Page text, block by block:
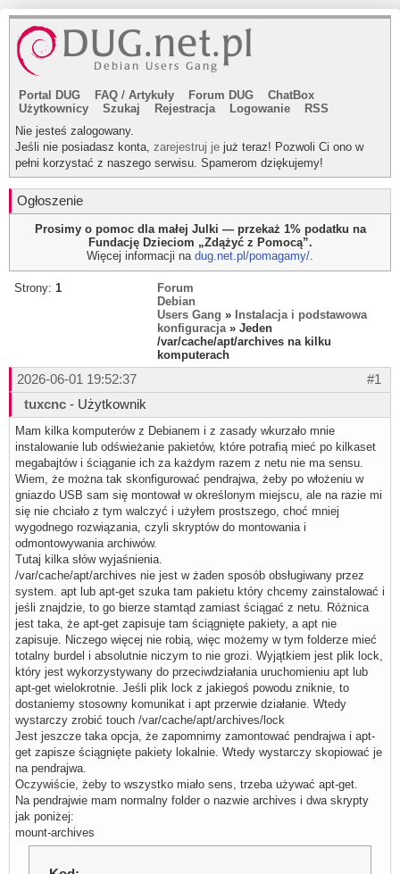
Portal DUG FAQ / Artykuły Forum DUG
ChatBox
Użytkownicy
Szukaj Rejestracja Logowanie
RSS
Nie jesteś zalogowany.
Jeśli nie posiadasz konta, zarejestruj je już teraz! Pozwoli Ci ono w
pełni korzystać z naszego serwisu. Spamerom dziękujemy!
Ogłoszenie
Prosimy o pomoc dla małej Julki — przekaż 1% podatku na
Fundację Dzieciom „Zdążyć z Pomocą”.
Więcej informacji na dug.net.pl/pomagamy/.
Strony: 1
Forum
Debian
Users Gang » Instalacja i podstawowa
konfiguracja» Jeden
/var/cache/apt/archives na kilku
komputerach
#1
2026-06-01 19:52:37
tuxcnc - Użytkownik
Mam kilka komputerów z Debianem i z zasady wkurzało mnie
instalowanie lub odświeżanie pakietów, które potrafią mieć po kilkaset
megabajtów i ściąganie ich za każdym razem z netu nie ma sensu.
Wiem, że można tak skonfigurować pendrajwa, żeby po włożeniu w
gniazdo USB sam się montował w określonym miejscu, ale na razie mi
się nie chciało z tym walczyć i użyłem prostszego, choć mniej
wygodnego rozwiązania, czyli skryptów do montowania i
odmontowywania archiwów.
Tutaj kilka słów wyjaśnienia.
/var/cache/apt/archives nie jest w żaden sposób obsługiwany przez
system. apt lub apt-get szuka tam pakietu który chcemy zainstalować i
jeśli znajdzie, to go bierze stamtąd zamiast ściągać z netu. Różnica
jest taka, że apt-get zapisuje tam ściągnięte pakiety, a apt nie
zapisuje. Niczego więcej nie robią, więc możemy w tym folderze mieć
totalny burdel i absolutnie niczym to nie grozi. Wyjątkiem jest plik lock,
który jest wykorzystywany do przeciwdziałania uruchomieniu apt lub
apt-get wielokrotnie. Jeśli plik lock z jakiegoś powodu zniknie, to
dostaniemy stosowny komunikat i apt przerwie działanie. Wtedy
wystarczy zrobić touch /var/cache/apt/archives/lock
Jest jeszcze taka opcja, że zapomnimy zamontować pendrajwa i apt-
get zapisze ściągnięte pakiety lokalnie. Wtedy wystarczy skopiować je
na pendrajwa.
Oczywiście, żeby to wszystko miało sens, trzeba używać apt-get.
Na pendrajwie mam normalny folder o nazwie archives i dwa skrypty
jak poniżej:
mount-archives